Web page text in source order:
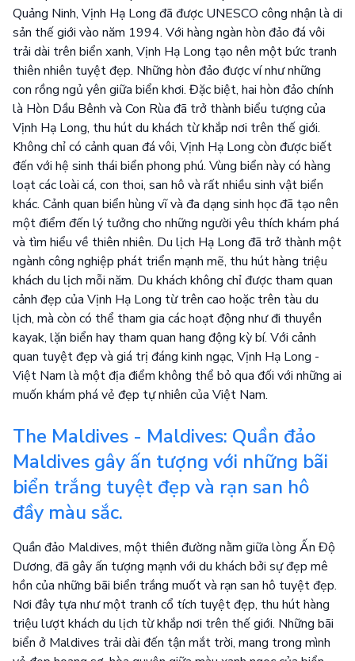
Quảng Ninh, Vịnh Hạ Long đã được UNESCO công nhận là di
sản thế giới vào năm 1994. Với hàng ngàn hòn đảo đá vôi
trải dài trên biển xanh, Vịnh Hạ Long tạo nên một bức tranh
thiên nhiên tuyệt đẹp. Những hòn đảo được ví như những
con rồng ngủ yên giữa biển khơi. Đặc biệt, hai hòn đảo chính
là Hòn Dầu Bênh và Con Rùa đã trở thành biểu tượng của
Vịnh Hạ Long, thu hút du khách từ khắp nơi trên thế giới.
Không chỉ có cảnh quan đá vôi, Vịnh Hạ Long còn được biết
đến với hệ sinh thái biển phong phú. Vùng biển này có hàng
loạt các loài cá, con thoi, san hô và rất nhiều sinh vật biển
khác. Cảnh quan biển hùng vĩ và đa dạng sinh học đã tạo nên
một điểm đến lý tưởng cho những người yêu thích khám phá
và tìm hiểu về thiên nhiên. Du lịch Hạ Long đã trở thành một
ngành công nghiệp phát triển mạnh mẽ, thu hút hàng triệu
khách du lịch mỗi năm. Du khách không chỉ được tham quan
cảnh đẹp của Vịnh Hạ Long từ trên cao hoặc trên tàu du
lịch, mà còn có thể tham gia các hoạt động như đi thuyền
kayak, lặn biển hay tham quan hang động kỳ bí. Với cảnh
quan tuyệt đẹp và giá trị đáng kinh ngạc, Vịnh Hạ Long -
Việt Nam là một địa điểm không thể bỏ qua đối với những ai
muốn khám phá vẻ đẹp tự nhiên của Việt Nam.
The Maldives - Maldives: Quần đảo
Maldives gây ấn tượng với những bãi
biển trắng tuyệt đẹp và rạn san hô
đầy màu sắc.
Quần đảo Maldives, một thiên đường nằm giữa lòng Ấn Độ
Dương, đã gây ấn tượng mạnh với du khách bởi sự đẹp mê
hồn của những bãi biển trắng muốt và rạn san hô tuyệt đẹp.
Nơi đây tựa như một tranh cổ tích tuyệt đẹp, thu hút hàng
triệu lượt khách du lịch từ khắp nơi trên thế giới. Những bãi
biển ở Maldives trải dài đến tận mắt trời, mang trong mình